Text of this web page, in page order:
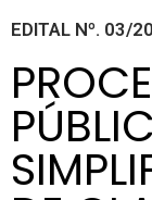
EDITAL Nº. 03/